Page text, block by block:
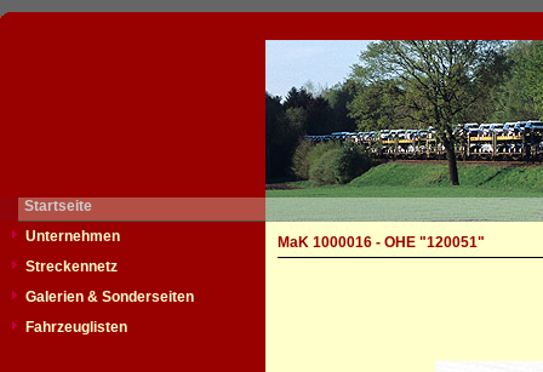
Startseite
Unternehmen
Streckennetz
Galerien & Sonderseiten
Fahrzeuglisten
MaK 1000016 - OHE "120051"